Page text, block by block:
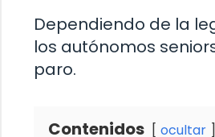
Dependiendo de la
los autónomos
paro.
Contenidos ocultar